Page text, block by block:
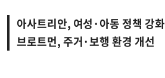
아사트리안, 여성·아동 정책 강화
브로트먼, 주거·보행 환경 개선